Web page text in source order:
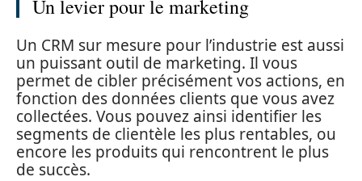
Un levier pour le marketing
Un CRM sur mesure pour l’industrie est aussi
un puissant outil de marketing. Il vous
permet de cibler précisément vos actions, en
fonction des données clients que vous avez
collectées. Vous pouvez ainsi identifier les
segments de clientèle les plus rentables, ou
encore les produits qui rencontrent le plus
de succès.